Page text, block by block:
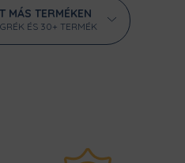
MÁS TERMÉKEN
ÉS 30+ TERMÉK